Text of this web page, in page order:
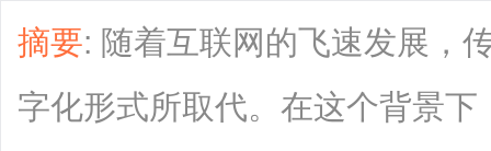
摘要: 随着互联网的飞速发展，
字化形式所取代。在这个背景